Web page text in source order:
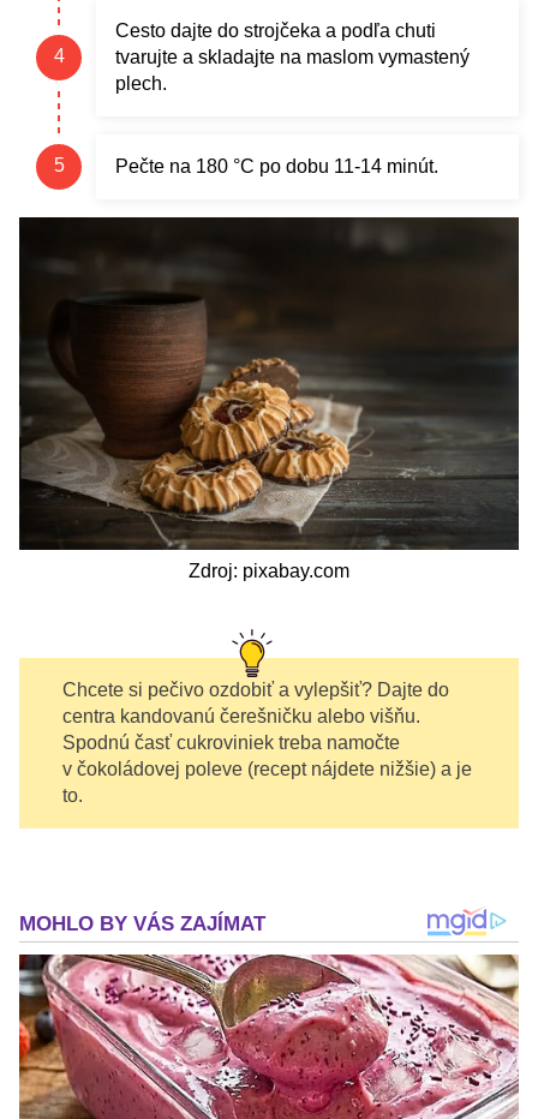
Cesto dajte do strojčeka a podľa chuti
tvarujte a skladajte na maslom vymastený
plech.
Pečte na 180 °C po dobu 11-14 minút.
Zdroj: pixabay.com
Chcete si pečivo ozdobiť a vylepšiť? Dajte do
centra kandovanú čerešničku alebo višňu.
Spodnú časť cukroviniek treba namočte
v čokoládovej poleve (recept nájdete nižšie) a je
to.